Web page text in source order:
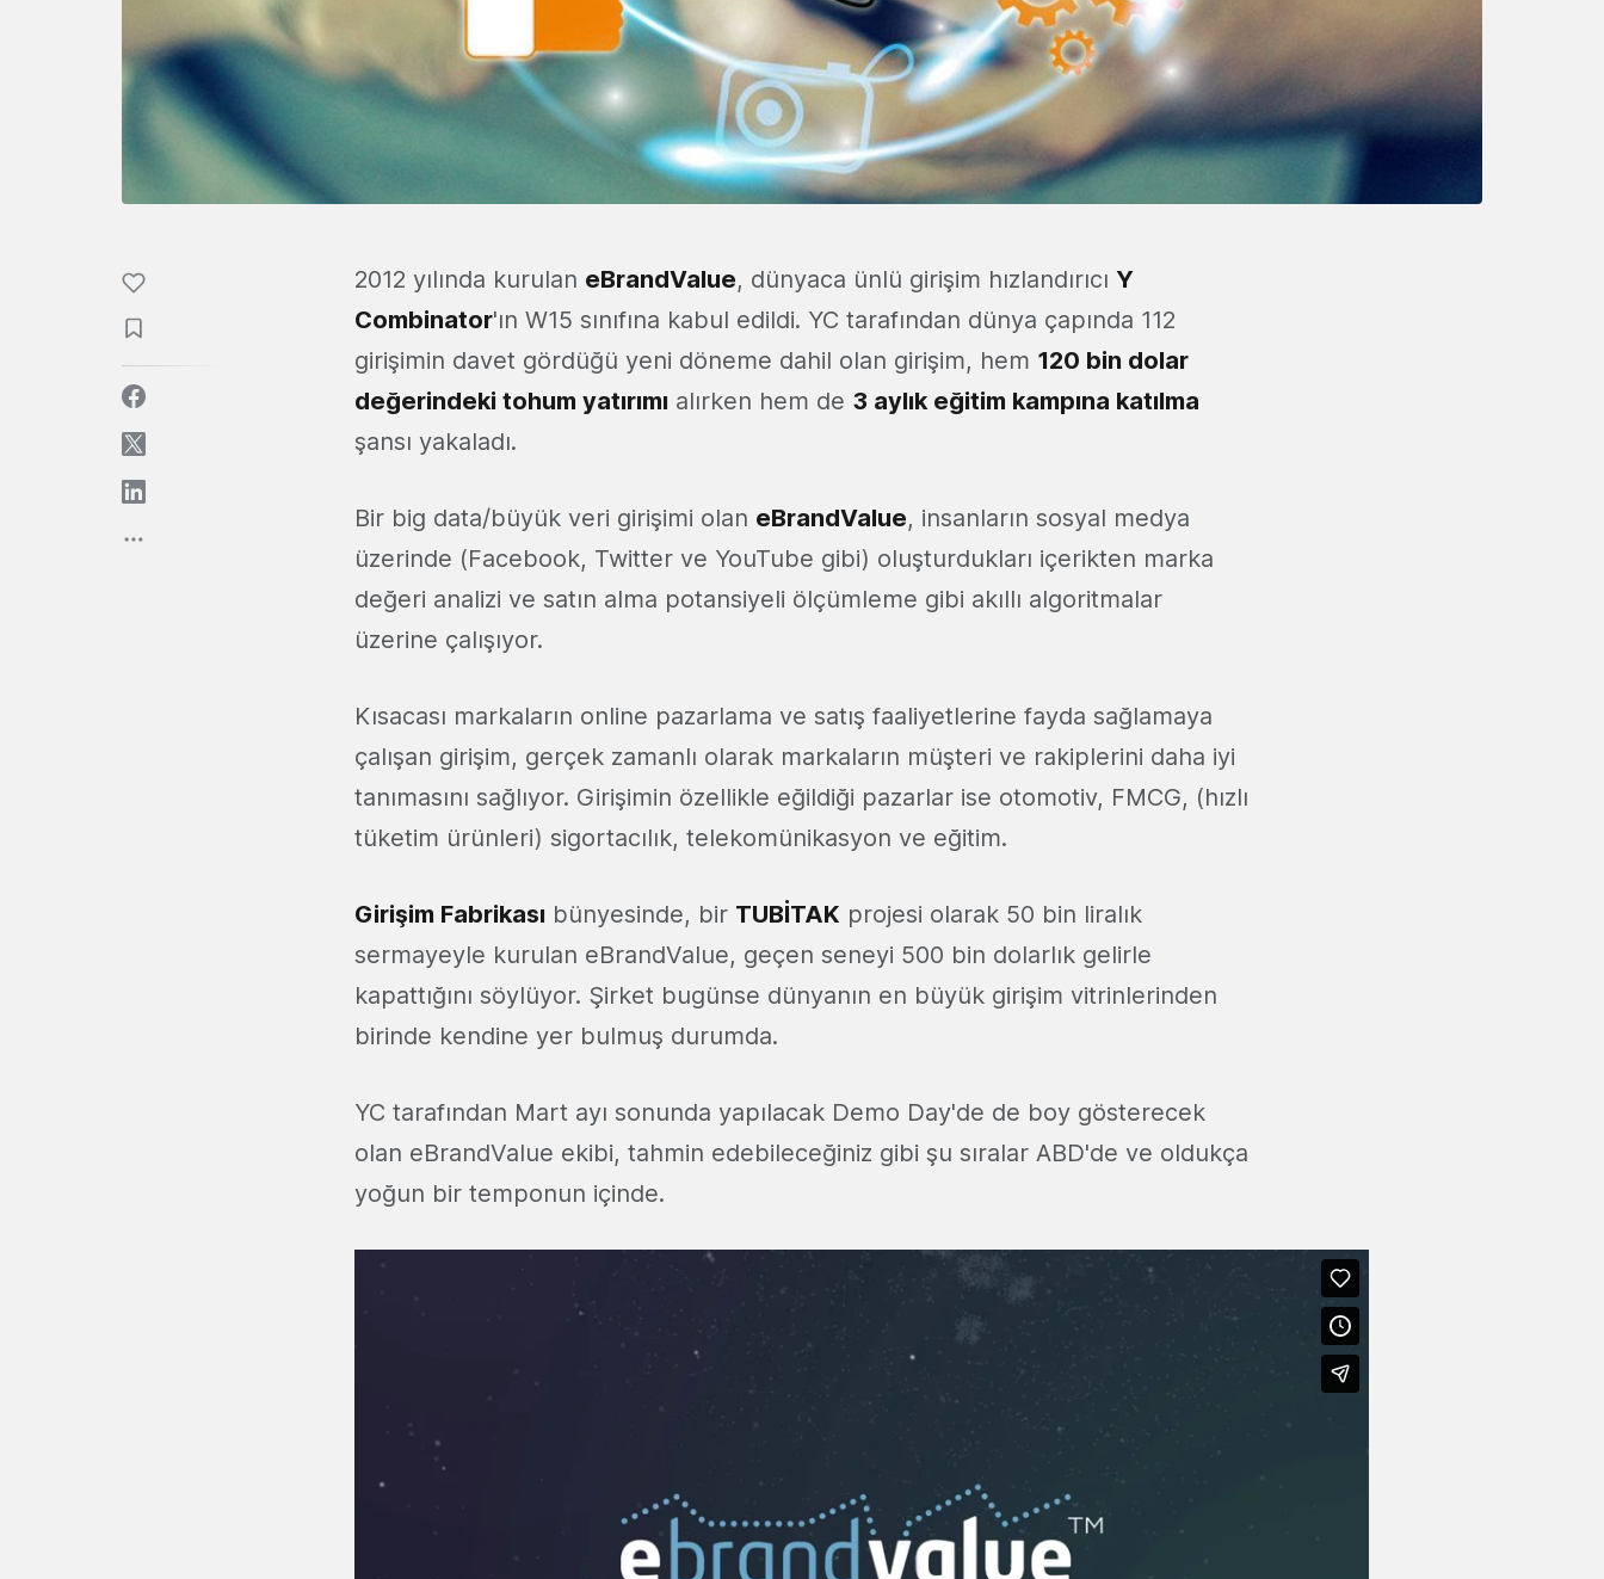
2012 yılında kurulan eBrandValue, dünyaca ünlü girişim hızlandırıcı Y
Combinator'ın W15 sınıfına kabul edildi. YC tarafından dünya çapında 112
girişimin davet gördüğü yeni döneme dahil olan girişim, hem 120 bin dolar
değerindeki tohum yatırımı alırken hem de 3 aylık eğitim kampına katılma
şansı yakaladı.
Bir big data/büyük veri girişimi olan eBrandValue, insanların sosyal medya
üzerinde (Facebook, Twitter ve YouTube gibi) oluşturdukları içerikten marka
değeri analizi ve satın alma potansiyeli ölçümleme gibi akıllı algoritmalar
üzerine çalışıyor.
Kısacası markaların online pazarlama ve satış faaliyetlerine fayda sağlamaya
çalışan girişim, gerçek zamanlı olarak markaların müşteri ve rakiplerini daha iyi
tanımasını sağlıyor. Girişimin özellikle eğildiği pazarlar ise otomotiv, FMCG, (hızlı
tüketim ürünleri) sigortacılık, telekomünikasyon ve eğitim.
Girişim Fabrikası bünyesinde, bir TUBİTAK projesi olarak 50 bin liralık
sermayeyle kurulan eBrandValue, geçen seneyi 500 bin dolarlık gelirle
kapattığını söylüyor. Şirket bugünse dünyanın en büyük girişim vitrinlerinden
birinde kendine yer bulmuş durumda.
YC tarafından Mart ayı sonunda yapılacak Demo Day'de de boy gösterecek
olan eBrandValue ekibi, tahmin edebileceğiniz gibi şu sıralar ABD'de ve oldukça
yoğun bir temponun içinde.